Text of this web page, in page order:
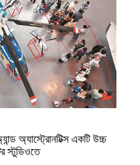
অ্যাস্ট্রোনটিক্স একটি উচ্চ
স্টুডিওতে